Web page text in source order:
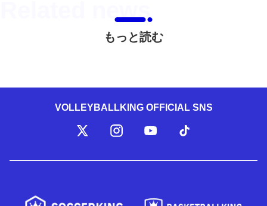
もっと読む
VOLLEYBALLKING OFFICIAL SNS